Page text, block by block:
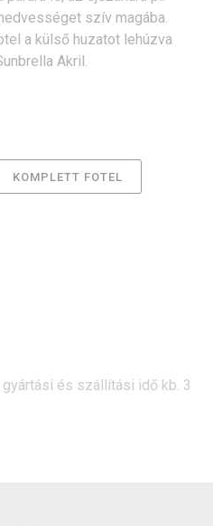
szív magába.
a külső huzatot lehúzva
Akril.
KOMPLETT FOTEL
és szállítási idő kb. 3